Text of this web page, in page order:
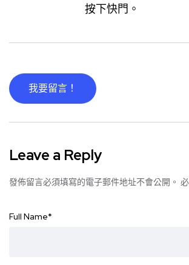
按下快門。
我要留言！
Leave a Reply
發佈留言必須填寫的電子郵件地址不會公開。
Full Name*